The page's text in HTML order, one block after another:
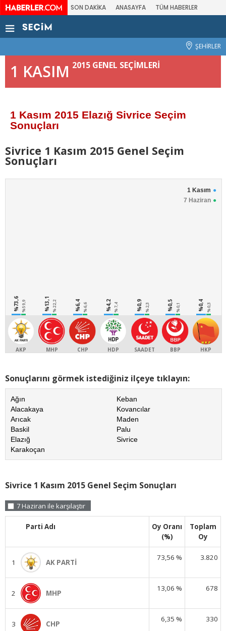
SON DAKİKA ANASAYFA TÜM HABERLER
ŞEHİRLER
1 KASIM 2015 GENEL SEÇİMLERİ
1 Kasım 2015 Elazığ Sivrice Seçim
Sonuçları
Sivrice 1 Kasım 2015 Genel Seçim
Sonuçları
1 Kasım
7 Haziran
%73,6 %59,9
AKP
%13,1 %22,2
MHP
%6,4 %6,6
CHP
%4,2 %7,4
HDP
%0,9 %2,3
SAADET
%0,5 %0,1
BBP
%0,4 %0,3
HKP
Sonuçlarını görmek istediğiniz ilçeye tıklayın:
Ağın
Alacakaya
Arıcak
Baskil
Elazığ
Karakoçan
Keban
Kovancılar
Maden
Palu
Sivrice
Sivrice 1 Kasım 2015 Genel Seçim Sonuçları
7 Haziran ile karşılaştır
Parti Adı
Oy Oranı
(%)
Toplam
Oy
1 AK PARTİ
73,56 % 3.820
2 MHP
13,06 % 678
3 CHP
6,35 % 330